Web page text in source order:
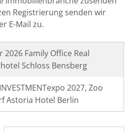
Registrierung senden wir
E-Mail zu.
2026 Family Office Real
Schloss Bensberg
2027, Zoo
Astoria Hotel Berlin